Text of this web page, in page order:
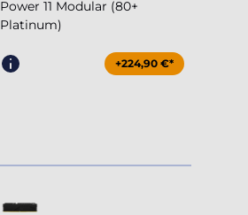
Power 11 Modular (80+
Platinum)
+224,90 €*